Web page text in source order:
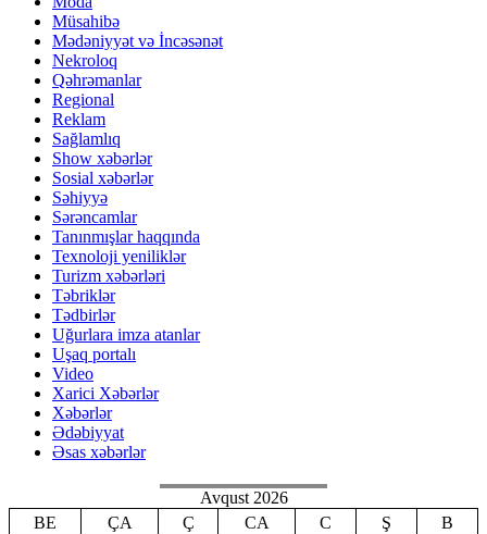
Müsahibə
Mədəniyyət və İncəsənət
Nekroloq
Qəhrəmanlar
Regional
Reklam
Sağlamlıq
Show xəbərlər
Sosial xəbərlər
Səhiyyə
Sərəncamlar
Tanınmışlar haqqında
Texnoloji yeniliklər
Turizm xəbərləri
Təbriklər
Tədbirlər
Uğurlara imza atanlar
Uşaq portalı
Video
Xarici Xəbərlər
Xəbərlər
Ədəbiyyat
Əsas xəbərlər
Avqust 2026
BE
ÇA Ç CA C Ş
B